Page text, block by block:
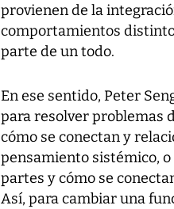
provienen de la
comportamientos
parte de un todo.
En ese sentido, Peter
para resolver problemas
cómo se conectan y
pensamiento sistémico,
partes y cómo se
Así, para cambiar una